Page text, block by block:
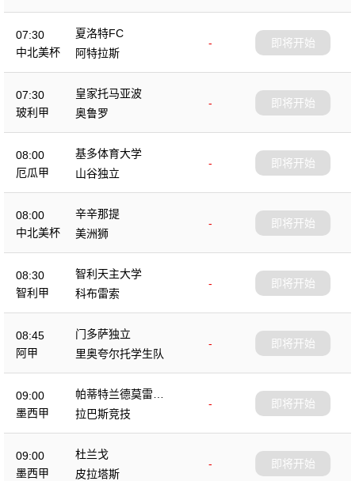
07:30
中北美杯
夏洛特FC
-
阿特拉斯
即将开始
07:30
玻利甲
皇家托马亚波
-
奥鲁罗
即将开始
08:00
厄瓜甲
基多体育大学
-
山谷独立
即将开始
08:00
中北美杯
辛辛那提
-
美洲狮
即将开始
08:30
智利甲
智利天主大学
-
科布雷索
即将开始
08:45
阿甲
门多萨独立
-
里奥夸尔托学生队
即将开始
09:00
墨西甲
帕蒂特兰德莫雷洛
斯
-
拉巴斯竞技
即将开始
09:00
墨西甲
杜兰戈
-
皮拉塔斯
即将开始